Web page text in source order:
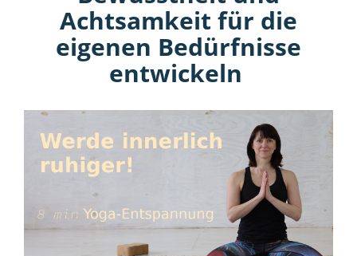
Achtsamkeit für die
eigenen Bedürfnisse
entwickeln